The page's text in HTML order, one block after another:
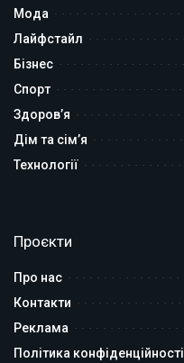
Мода
Лайфстайл
Бізнес
Спорт
Здоров’я
Дім та сім’я
Технології
Проєкти
Про нас
Контакти
Реклама
Політика конфіденційності